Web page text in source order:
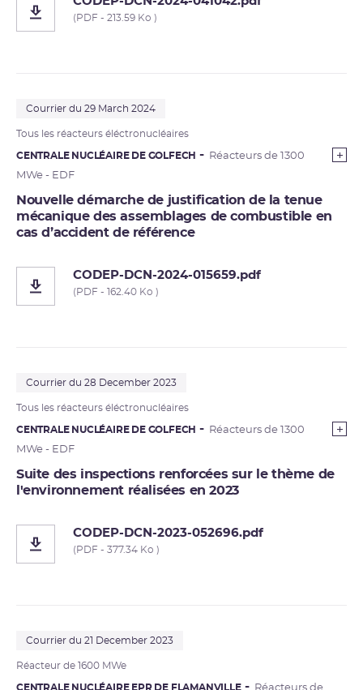
(PDF - 213.59 Ko )
Courrier du 29 March 2024
Tous les réacteurs éléctronucléaires
CENTRALE NUCLÉAIRE DE GOLFECH
Réacteurs de 1300
MWe - EDF
Nouvelle démarche de justification de la tenue
mécanique des assemblages de combustible en
cas d’accident de référence
CODEP-DCN-2024-015659.pdf
(PDF - 162.40 Ko )
Courrier du 28 December 2023
Tous les réacteurs éléctronucléaires
CENTRALE NUCLÉAIRE DE GOLFECH
Réacteurs de 1300
MWe - EDF
Suite des inspections renforcées sur le thème de
l'environnement réalisées en 2023
CODEP-DCN-2023-052696.pdf
(PDF - 377.34 Ko )
Courrier du 21 December 2023
Réacteur de 1600 MWe
CENTRALE NUCLÉAIRE EPR DE FLAMANVILLE